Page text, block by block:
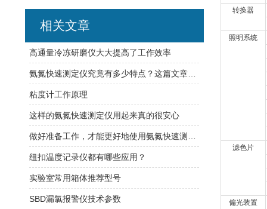
转换器
照明系统
滤色片
偏光装置
相关文章
高通量冷冻研磨仪大大提高了工作效率
粘度计工作原理
这样的氨氮快速测定仪用起来真的很安心
纽扣温度记录仪都有哪些应用？
实验室常用箱体推荐型号
SBD漏氯报警仪技术参数